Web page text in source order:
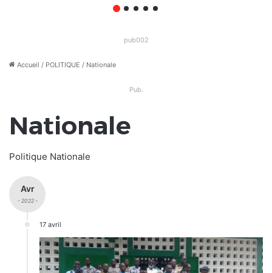
pub002
Accueil / POLITIQUE / Nationale
Pub.
Nationale
Politique Nationale
Avr
- 2022 -
17 avril